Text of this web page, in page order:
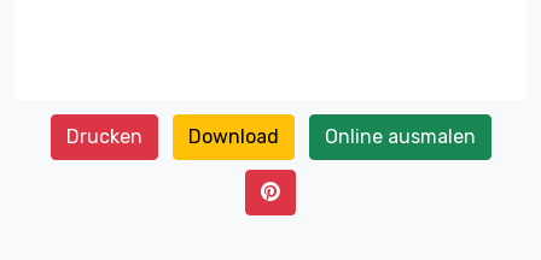
Drucken Download Online ausmalen